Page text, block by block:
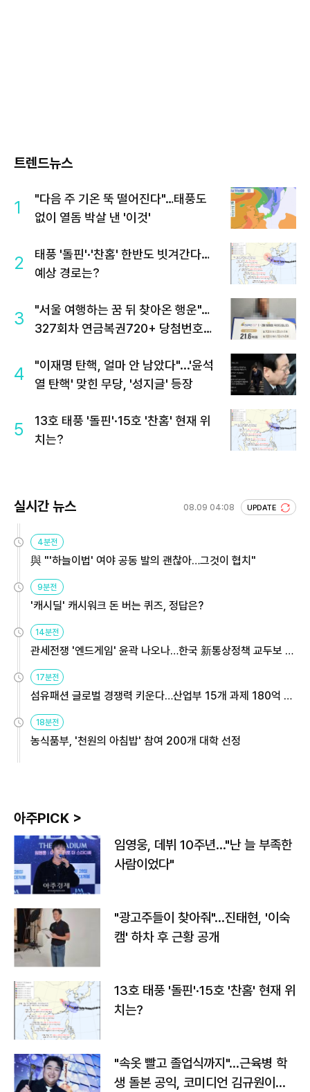
트렌드뉴스
1
"다음 주 기온 뚝 떨어진다"…태풍도
없이 열돔 박살 낸 '이것'
2
태풍 '돌핀'·'찬홈' 한반도 빗겨간다…
예상 경로는?
3
"서울 여행하는 꿈 뒤 찾아온 행운"…
327회차 연금복권720+ 당첨번호조
4
"이재명 탄핵, 얼마 안 남았다"...'윤석
열 탄핵' 맞힌 무당, '성지글' 등장
5
13호 태풍 '돌핀'·15호 '찬홈' 현재 위
치는?
실시간 뉴스 08.09 04:08 UPDATE
4분전
與 "'하늘이법' 여야 공동 발의 괜찮아…그것이 협치"
9분전
'캐시딜' 캐시워크 돈 버는 퀴즈, 정답은?
14분전
관세전쟁 '엔드게임' 윤곽 나오나…한국 新통상정책 교두보 활
17분전
섬유패션 글로벌 경쟁력 키운다…산업부 15개 과제 180억 지
18분전
농식품부, '천원의 아침밥' 참여 200개 대학 선정
아주PICK >
임영웅, 데뷔 10주년…"난 늘 부족한
사람이었다"
"광고주들이 찾아줘"…진태현, '이숙
캠' 하차 후 근황 공개
13호 태풍 '돌핀'·15호 '찬홈' 현재 위
치는?
"속옷 빨고 졸업식까지"…근육병 학
생 돌본 공익, 코미디언 김규원이었